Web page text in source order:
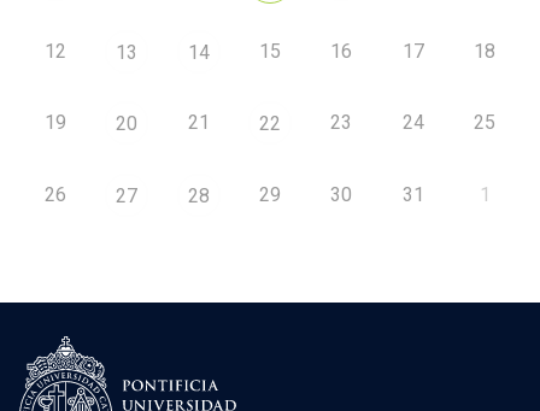
12 13 14 15 16 17 18
19 20 21 22 23 24 25
26 27 28 29 30 31 1